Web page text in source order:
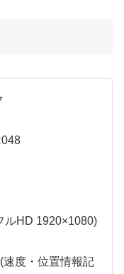
ルHD 1920×1080)
度・位置情報記